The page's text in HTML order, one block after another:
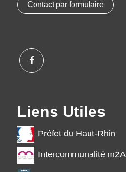
Contact par formulaire
Liens Utiles
Préfet du Haut-Rhin
Intercommunalité m2A